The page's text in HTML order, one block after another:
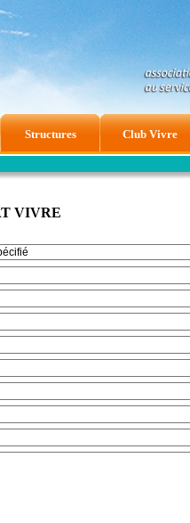
Structures Club Vivre
VIVRE